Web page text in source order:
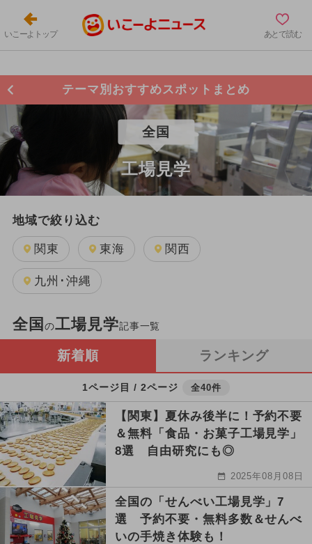
いこーよトップ あとで読む
テーマ別おすすめスポットまとめ
全国
工場見学
地域で絞り込む
関東 東海 関西
九州･沖縄
全国 の工場見学記事一覧
新着順 ランキング
1ページ目 / 2ページ 全40件
【関東】夏休み後半に！予約不要
＆無料「食品・お菓子工場見学」
8選 自由研究にも◎
2025年08月08日
全国の「せんべい工場見学」7
選 予約不要・無料多数＆せんべ
いの手焼き体験も！